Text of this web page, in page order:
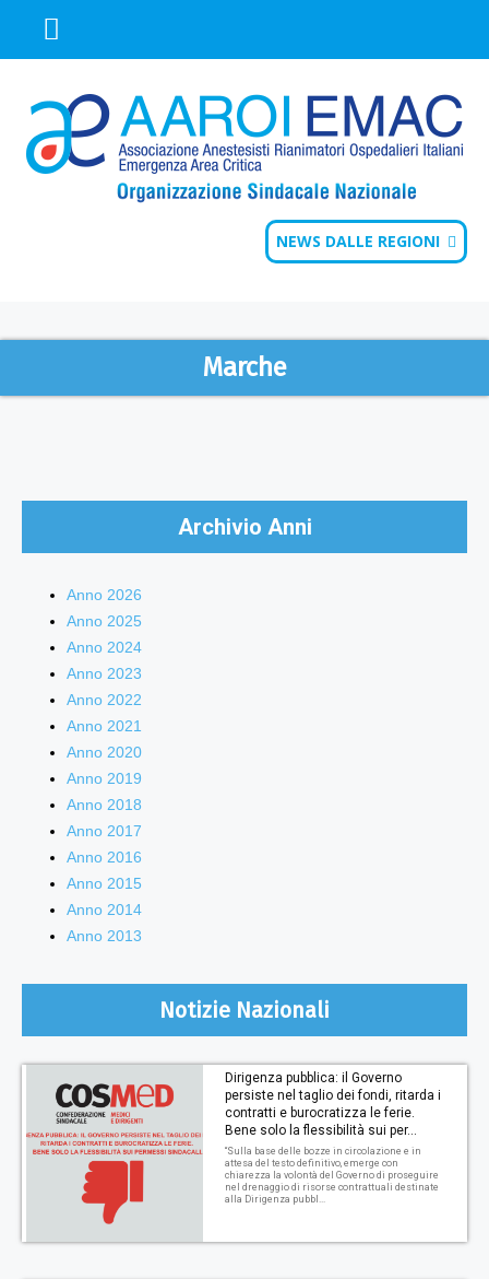
NEWS DALLE REGIONI
Marche
Archivio Anni
Anno 2026
Anno 2025
Anno 2024
Anno 2023
Anno 2022
Anno 2021
Anno 2020
Anno 2019
Anno 2018
Anno 2017
Anno 2016
Anno 2015
Anno 2014
Anno 2013
Notizie Nazionali
Dirigenza pubblica: il Governo
persiste nel taglio dei fondi, ritarda i
contratti e burocratizza le ferie.
Bene solo la flessibilità sui per...
“Sulla base delle bozze in circolazione e in
attesa del testo definitivo, emerge con
chiarezza la volontà del Governo di proseguire
nel drenaggio di risorse contrattuali destinate
alla Dirigenza pubbl...